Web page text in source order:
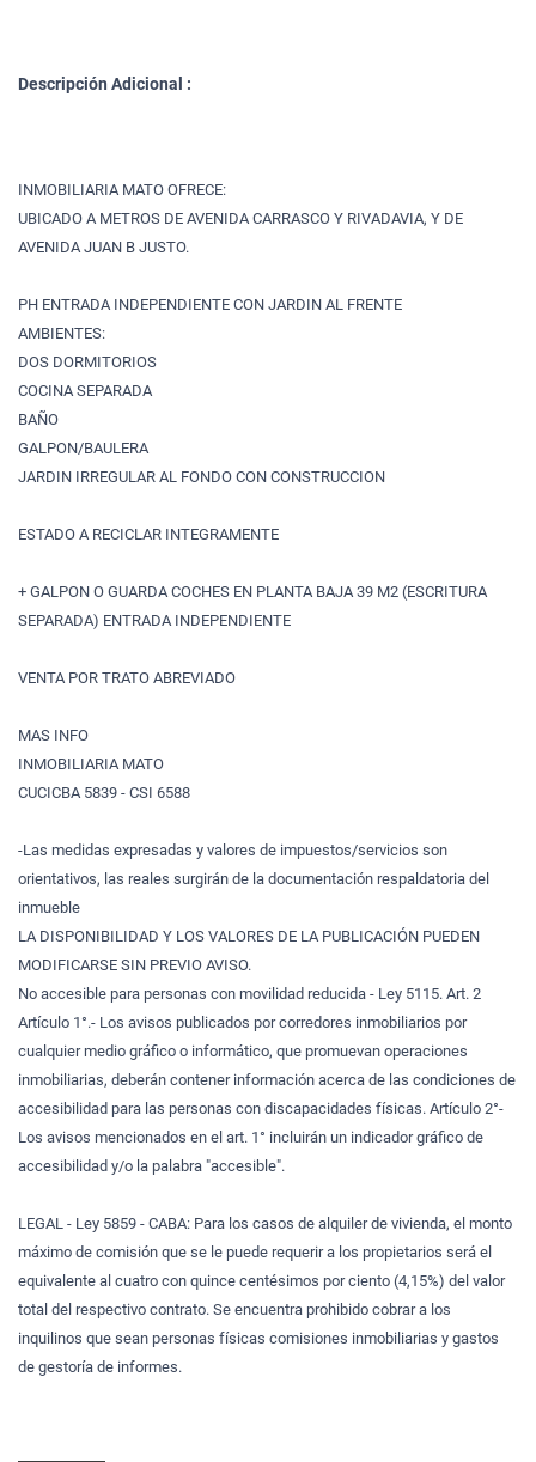
Descripción Adicional :
INMOBILIARIA MATO OFRECE:
UBICADO A METROS DE AVENIDA CARRASCO Y RIVADAVIA, Y DE
AVENIDA JUAN B JUSTO.
PH ENTRADA INDEPENDIENTE CON JARDIN AL FRENTE
AMBIENTES:
DOS DORMITORIOS
COCINA SEPARADA
BAÑO
GALPON/BAULERA
JARDIN IRREGULAR AL FONDO CON CONSTRUCCION
ESTADO A RECICLAR INTEGRAMENTE
+ GALPON O GUARDA COCHES EN PLANTA BAJA 39 M2 (ESCRITURA
SEPARADA) ENTRADA INDEPENDIENTE
VENTA POR TRATO ABREVIADO
MAS INFO
INMOBILIARIA MATO
CUCICBA 5839 - CSI 6588
-Las medidas expresadas y valores de impuestos/servicios son
orientativos, las reales surgirán de la documentación respaldatoria del
inmueble
LA DISPONIBILIDAD Y LOS VALORES DE LA PUBLICACIÓN PUEDEN
MODIFICARSE SIN PREVIO AVISO.
No accesible para personas con movilidad reducida - Ley 5115. Art. 2
Artículo 1°.- Los avisos publicados por corredores inmobiliarios por
cualquier medio gráfico o informático, que promuevan operaciones
inmobiliarias, deberán contener información acerca de las condiciones de
accesibilidad para las personas con discapacidades físicas. Artículo 2°-
Los avisos mencionados en el art. 1° incluirán un indicador gráfico de
accesibilidad y/o la palabra "accesible".
LEGAL - Ley 5859 - CABA: Para los casos de alquiler de vivienda, el monto
máximo de comisión que se le puede requerir a los propietarios será el
equivalente al cuatro con quince centésimos por ciento (4,15%) del valor
total del respectivo contrato. Se encuentra prohibido cobrar a los
inquilinos que sean personas físicas comisiones inmobiliarias y gastos
de gestoría de informes.